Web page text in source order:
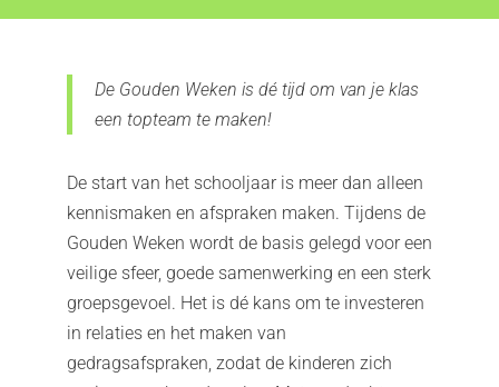
De Gouden Weken is dé tijd om van je klas
een topteam te maken!
De start van het schooljaar is meer dan alleen
kennismaken en afspraken maken. Tijdens de
Gouden Weken wordt de basis gelegd voor een
veilige sfeer, goede samenwerking en een sterk
groepsgevoel. Het is dé kans om te investeren
in relaties en het maken van
gedragsafspraken, zodat de kinderen zich